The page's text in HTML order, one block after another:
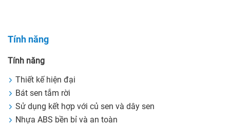
Tính năng
Tính năng
Thiết kế hiện đại
Bát sen tắm rời
Sử dụng kết hợp với củ sen và dây sen
Nhựa ABS bền bỉ và an toàn